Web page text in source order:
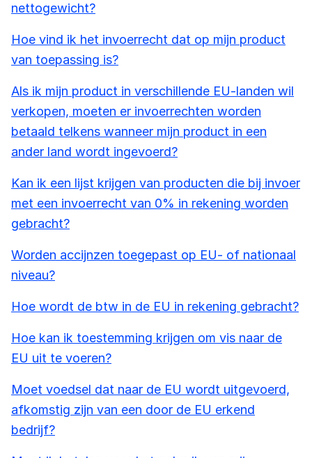
nettogewicht?
Hoe vind ik het invoerrecht dat op mijn product
van toepassing is?
Als ik mijn product in verschillende EU-landen wil
verkopen, moeten er invoerrechten worden
betaald telkens wanneer mijn product in een
ander land wordt ingevoerd?
Kan ik een lijst krijgen van producten die bij invoer
met een invoerrecht van 0% in rekening worden
gebracht?
Worden accijnzen toegepast op EU- of nationaal
niveau?
Hoe wordt de btw in de EU in rekening gebracht?
Hoe kan ik toestemming krijgen om vis naar de
EU uit te voeren?
Moet voedsel dat naar de EU wordt uitgevoerd,
afkomstig zijn van een door de EU erkend
bedrijf?